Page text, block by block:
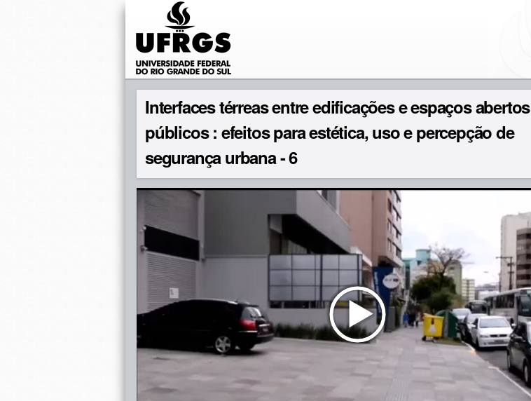
Interfaces térreas entre edificações e espaços abertos
públicos : efeitos para estética, uso e percepção de
segurança urbana - 6